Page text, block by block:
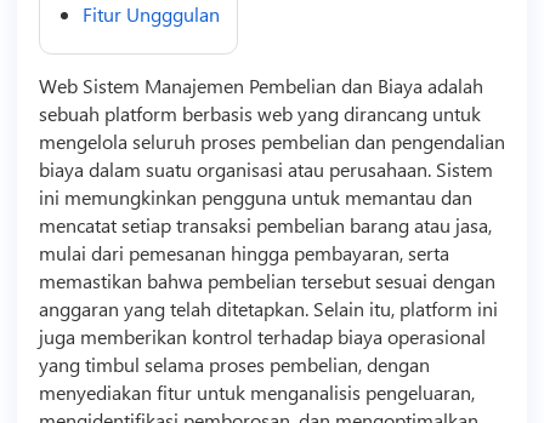
Fitur Ungggulan
Web Sistem Manajemen Pembelian dan Biaya adalah
sebuah platform berbasis web yang dirancang untuk
mengelola seluruh proses pembelian dan pengendalian
biaya dalam suatu organisasi atau perusahaan. Sistem
ini memungkinkan pengguna untuk memantau dan
mencatat setiap transaksi pembelian barang atau jasa,
mulai dari pemesanan hingga pembayaran, serta
memastikan bahwa pembelian tersebut sesuai dengan
anggaran yang telah ditetapkan. Selain itu, platform ini
juga memberikan kontrol terhadap biaya operasional
yang timbul selama proses pembelian, dengan
menyediakan fitur untuk menganalisis pengeluaran,